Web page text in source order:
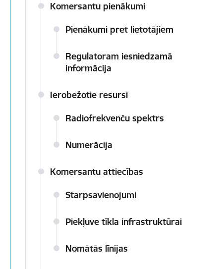
Komersantu pienākumi
Pienākumi pret lietotājiem
Regulatoram iesniedzamā
informācija
Ierobežotie resursi
Radiofrekvenču spektrs
Numerācija
Komersantu attiecības
Starpsavienojumi
Piekļuve tīkla infrastruktūrai
Nomātās līnijas